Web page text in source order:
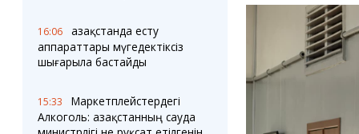
16:06
Қазақстанда есту
аппараттары мүгедектіксіз
шығарыла бастайды
15:33
Маркетплейстердегі
Алкоголь: Қазақстанның сауда